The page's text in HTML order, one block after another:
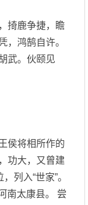
掎鹿争捷，瞻
，鸿鹄自许。
武。伙颐见
侯将相所作的
功大，又曾建
列入“世家”。
南太康县。 尝